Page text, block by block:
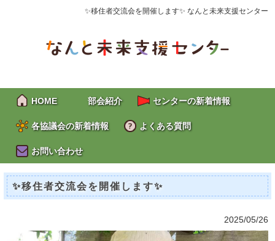
✨移住者交流会を開催します✨ なんと未来支援センター
HOME 部会紹介 センターの新着情報
各協議会の新着情報 よくある質問
お問い合わせ
✨移住者交流会を開催します✨
2025/05/26